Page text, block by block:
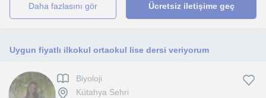
daha fazlasını gör Ücretsiz iletişime geç
Uygun fiyatlı ilkokul ortaokul lise dersi veriyorum
Biyoloji
Kütahya Sehri